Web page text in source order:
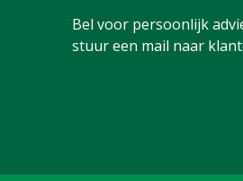
Bel voor persoonlijk
stuur een mail naar